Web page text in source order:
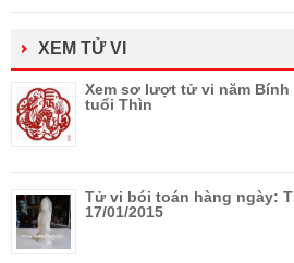
XEM TỬ VI
Xem sơ lượt tử vi năm
tuổi Thìn
Tử vi bói toán hàng ngày:
17/01/2015